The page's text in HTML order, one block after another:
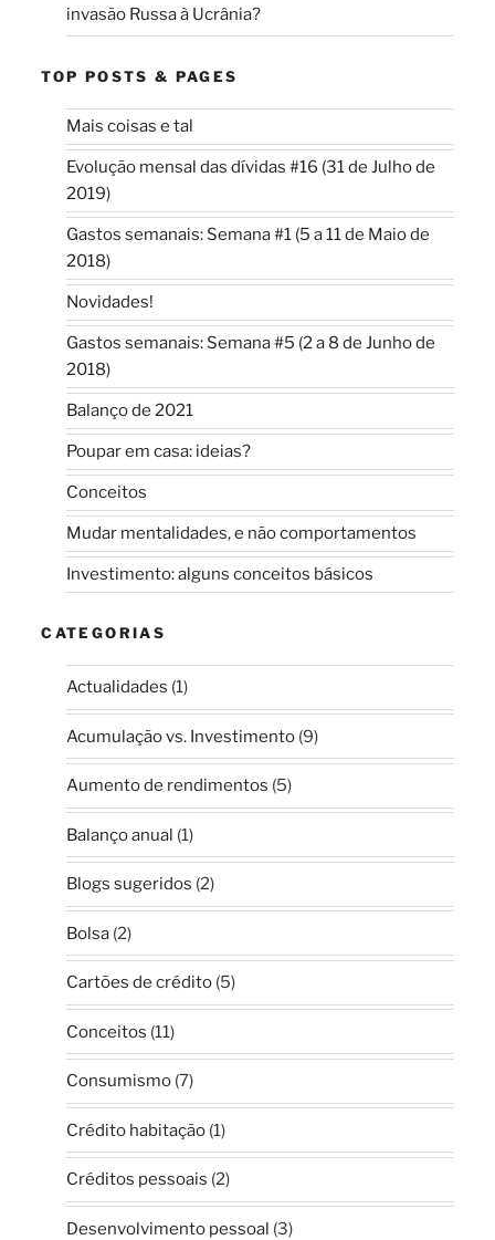
invasão Russa à Ucrânia?
TOP POSTS & PAGES
Mais coisas e tal
Evolução mensal das dívidas #16 (31 de Julho de
2019)
Gastos semanais: Semana #1 (5 a 11 de Maio de
2018)
Novidades!
Gastos semanais: Semana #5 (2 a 8 de Junho de
2018)
Balanço de 2021
Poupar em casa: ideias?
Conceitos
Mudar mentalidades, e não comportamentos
Investimento: alguns conceitos básicos
CATEGORIAS
Actualidades (1)
Acumulação vs. Investimento(9)
Aumento de rendimentos (5)
Balanço anual (1)
Blogs sugeridos (2)
Bolsa(2)
Cartões de crédito(5)
Conceitos (11)
Consumismo(7)
Crédito habitação(1)
Créditos pessoais (2)
Desenvolvimento pessoal (3)